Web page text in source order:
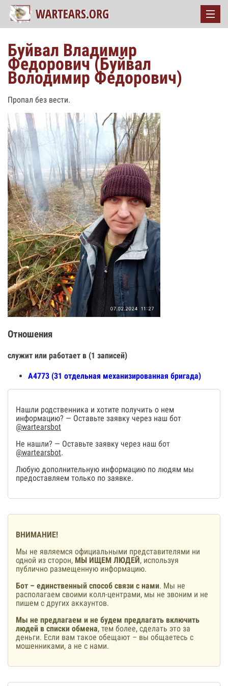
Буйвал Владимир
Федорович (Буйвал
Володимир Федорович)
Пропал без вести.
Отношения
служит или работает в (1 записей)
А4773 (31 отдельная механизированная бригада)
Нашли родственника и хотите получить о нем
информацию? — Оставьте заявку через наш бот
@wartearsbot
Не нашли? — Оставьте заявку через наш бот
@wartearsbot.
Любую дополнительную информацию по людям мы
предоставляем только по заявке.
ВНИМАНИЕ!
Мы не являемся официальными представителями ни
одной из сторон, МЫ ИЩЕМ ЛЮДЕЙ, используя
публично размещенную информацию.
Бот – единственный способ связи с нами. Мы не
располагаем своими колл-центрами, мы не звоним и не
пишем с других аккаунтов.
Мы не предлагаем и не будем предлагать включить
людей в списки обмена, тем более, сделать это за
деньги. Если вам такое обещают – вы общаетесь с
мошенниками, а не с нами.